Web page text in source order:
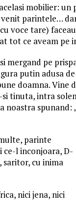
mobilier:
parintele…
voce tare)
tot ce aveam pe
mergand pe
putin adusa
doamna. Vine
tinuta, intra
spunand:
parinte
l inconjoara, D-
cu inima
nici jena, nici